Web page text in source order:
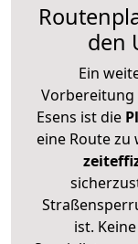
den
Ein
Vorbereitung
Esens ist die
eine Route zu
ist.